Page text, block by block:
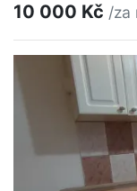
10 000 Kč /za